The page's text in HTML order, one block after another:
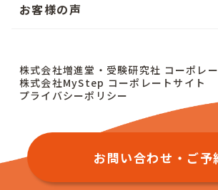
お問い合わせ・ご予
お客様の声
株式会社増進堂・受験研究社 コーポレ
株式会社MyStep コーポレートサイト
プライバシーポリシー